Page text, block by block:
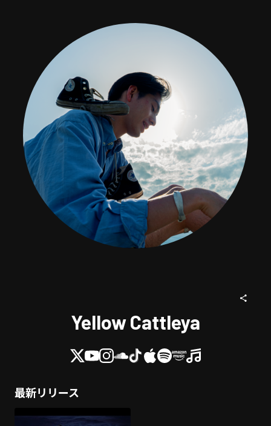
Yellow Cattleya
最新リリース